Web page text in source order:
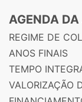
AGENDA
REGIME DE
ANOS FINAIS
TEMPO
VALORIZAÇÃO